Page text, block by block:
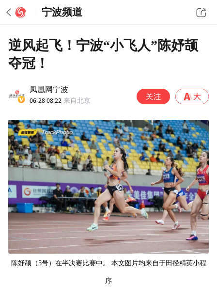
宁波频道
逆风起飞！宁波“小飞人”陈妤颉
夺冠！
凤凰网宁波
06-28 08:22 来自北京
陈妤颉（5号）在半决赛比赛中。 本文图片均来自于田径精英小程
序